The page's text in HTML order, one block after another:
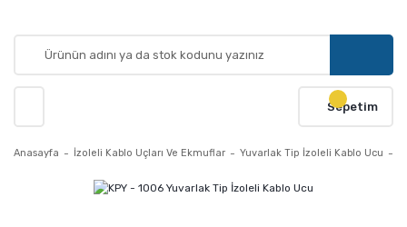
Sepetim
Anasayfa İzoleli Kablo Uçları Ve Ekmuflar Yuvarlak Tip İzoleli Kablo Ucu